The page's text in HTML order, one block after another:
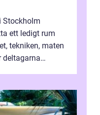
Stockholm
ett ledigt rum
tekniken, maten
deltagarna